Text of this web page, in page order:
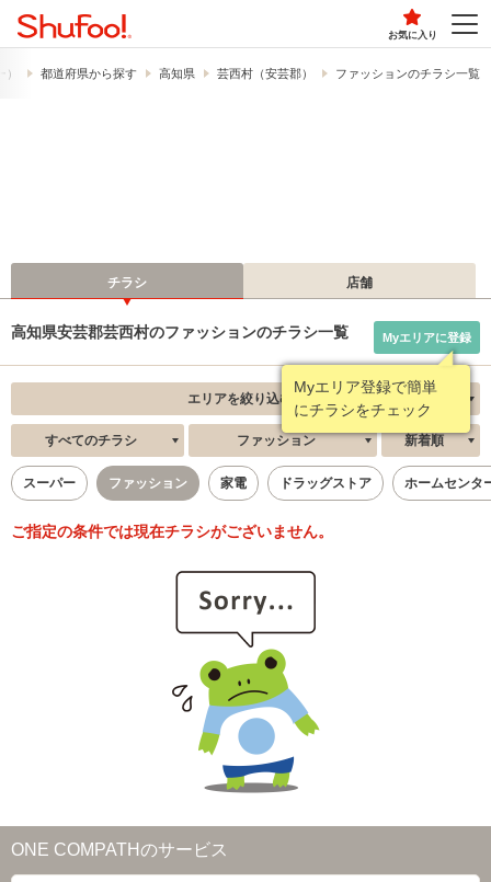
お気に入り
都道府県から探す 高知県 芸西村（安芸郡） ファッションのチラシ一覧
チラシ 店舗
高知県安芸郡芸西村のファッションのチラシ一覧
Myエリア登録で簡単
にチラシをチェック
Myエリアに登録
エリアを絞り込む
すべてのチラシ ファッション 新着順
スーパー ファッション 家電 ドラッグストア ホームセンタ
ご指定の条件では現在チラシがございません。
ONE COMPATHのサービス